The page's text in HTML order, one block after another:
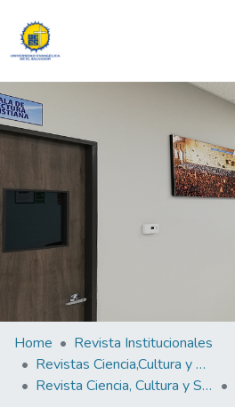
Communities & Collections
All of DSpace
Home
Revista Institucionales
Revistas Ciencia,Cultura y Sociedad
Revista Ciencia, Cultura y Sociedad Vol.9 N°1